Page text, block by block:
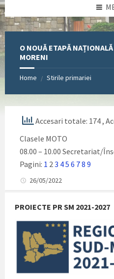
O NOUĂ ETAPĂ
MORENI
Home / Stirile primariei
Accesari totale: 174,
Clasele MOTO
08.00 – 10.00 Secretariat/
Pagini: 1 2 3 45 6 78 9
26/05/2022
PROIECTE PR SM 2021-2027